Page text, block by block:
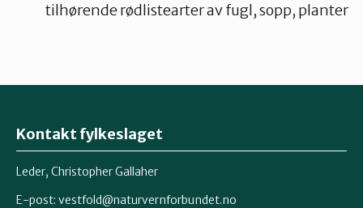
tilhørende rødlistearter av fugl, sopp, planter
Kontakt fylkeslaget
Leder, Christopher Gallaher
E-post: vestfold@naturvernforbundet.no